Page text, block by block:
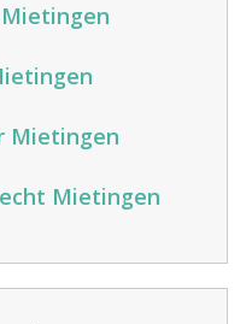
Mietingen
Mietingen